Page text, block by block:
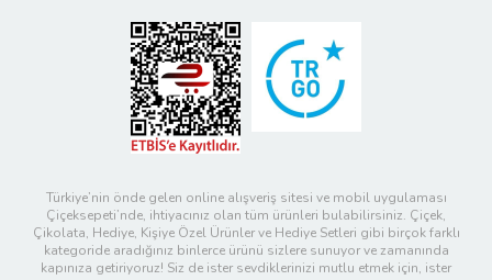
Türkiye’nin önde gelen online alışveriş sitesi ve mobil uygulaması
Çiçeksepeti’nde, ihtiyacınız olan tüm ürünleri bulabilirsiniz. Çiçek,
Çikolata, Hediye, Kişiye Özel Ürünler ve Hediye Setleri gibi birçok farklı
kategoride aradığınız binlerce ürünü sizlere sunuyor ve zamanında
kapınıza getiriyoruz! Siz de ister sevdiklerinizi mutlu etmek için, ister